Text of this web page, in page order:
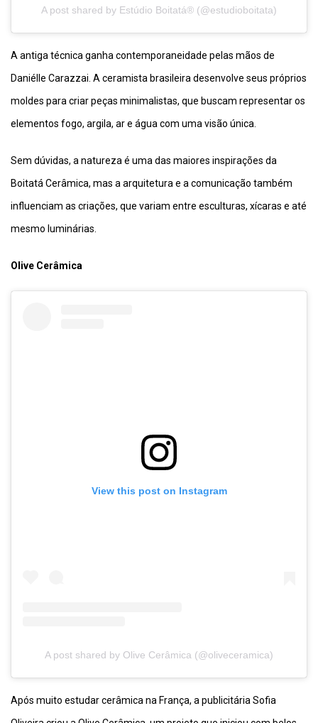
A post shared by Estúdio Boitatá® (@estudioboitata)
A antiga técnica ganha contemporaneidade pelas mãos de
Daniélle Carazzai. A ceramista brasileira desenvolve seus próprios
moldes para criar peças minimalistas, que buscam representar os
elementos fogo, argila, ar e água com uma visão única.
Sem dúvidas, a natureza é uma das maiores inspirações da
Boitatá Cerâmica, mas a arquitetura e a comunicação também
influenciam as criações, que variam entre esculturas, xícaras e até
mesmo luminárias.
Olive Cerâmica
View this post on Instagram
A post shared by Olive Cerâmica (@oliveceramica)
Após muito estudar cerâmica na França, a publicitária Sofia